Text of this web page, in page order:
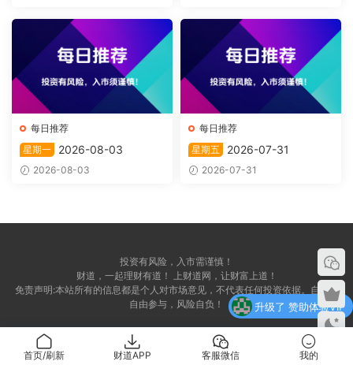
每日推荐
星期一
2026-08-03
2026-08-03
每日推荐
星期五
2026-07-31
2026-07-31
投资有风险，入市需谨慎！
财道，一起理财有道！ 上财道网，让财富上道！
免责声明:本站所有的信息都是个人对市场意见，不代表任何投资依据。自愿，
自由参与，风险自负！
首页/刷新 财道APP 客服微信 我的
升级了 赞助体验VIP
升级了 赞助体验VIP
升级了 赞助体验VIP